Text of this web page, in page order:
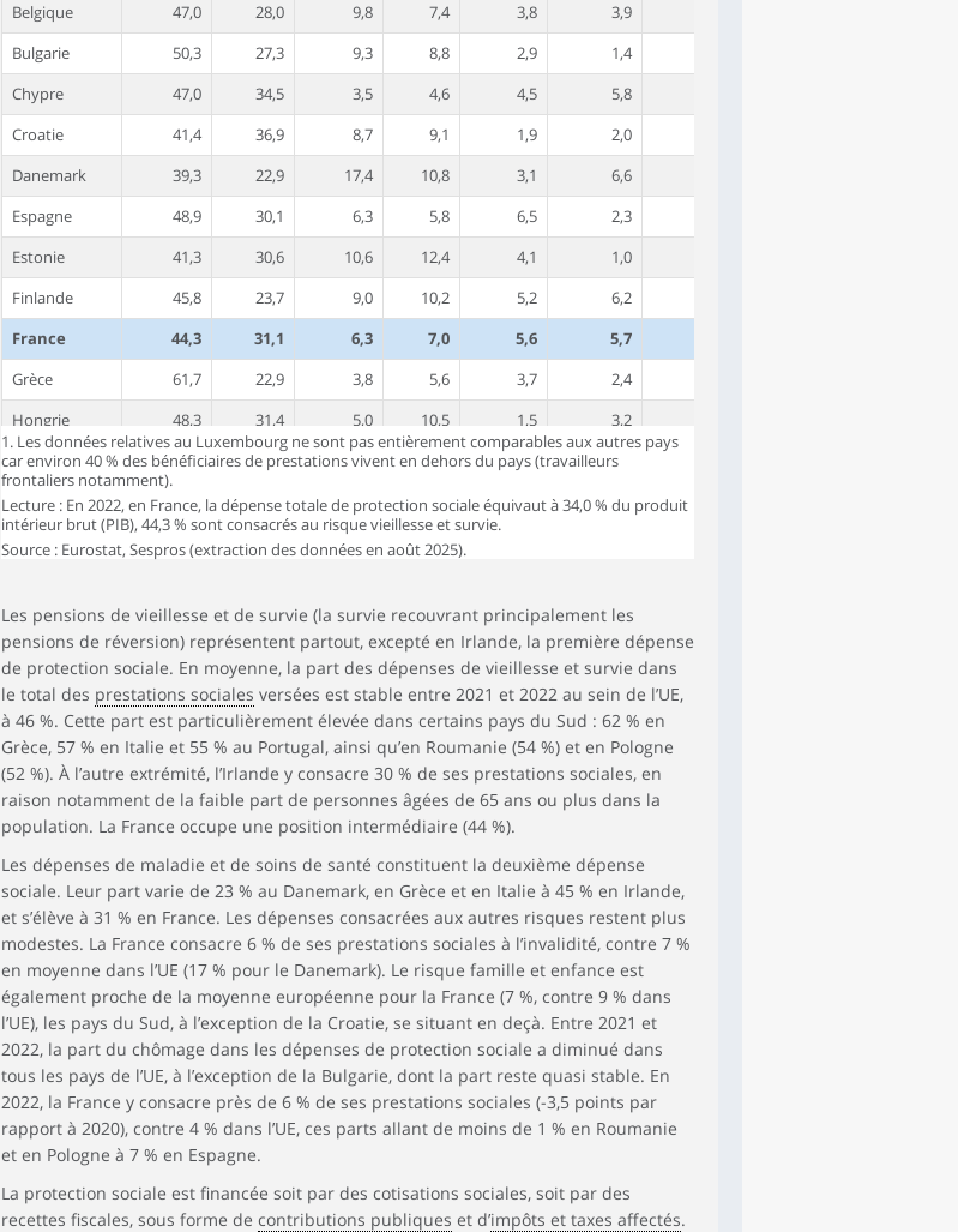
Belgique
47,0 28,0 9,8 7,4 3,8 3,9
Bulgarie
50,3 27,3 9,3 8,8 2,9 1,4
Chypre
47,0 34,5 3,5 4,6 4,5 5,8
Croatie
41,4 36,9 8,7 9,1 1,9 2,0
Danemark
39,3 22,9 17,4 10,8 3,1 6,6
Espagne
48,9 30,1 6,3 5,8 6,5 2,3
Estonie
41,3 30,6 10,6 12,4 4,1 1,0
Finlande
45,8 23,7 9,0 10,2 5,2 6,2
France
44,3 31,1 6,3 7,0 5,6 5,7
Grèce
61,7 22,9 3,8 5,6 3,7 2,4
Hongrie
48,3 31,4 5,0 10,5 1,5 3,2
Irlande
30,4 44,9 5,5 9,4 4,4 5,4
Italie
56,5 22,9 5,3 5,4 4,8 5,1
Lettonie
42,9 33,1 8,5 10,5
Luxembourg1 39,9 28,1 11,2 14,8 2,9 3,1
Malte
48,6 33,6 4,0 5,9 4,7 3,2
Pays-Bas
41,5 36,7 8,6 4,7 1,8 6,7
Pologne
51,6 25,7 4,7 15,6 0,9 1,6
Portugal
55,0 28,7 6,7 5,3 2,9 1,4
Roumanie
53,5 27,8 4,9 11,9
Slovaquie
45,2 31,6 7,5 10,8 3,7 1,4
Slovénie
44,5 37,0 5,3 7,5 2,6 3,2
Suède
46,1 28,6 9,3 10,2 2,6 3,2
Tchéquie
46,6 34,7 5,9 8,5 2,0 2,3
UE
46,2 30,2 7,0 8,6 4,1 3,9
1. Les données relatives au Luxembourg ne sont pas entièrement comparables aux autres pays
car environ 40 % des bénéficiaires de prestations vivent en dehors du pays (travailleurs
frontaliers notamment).
Lecture : En 2022, en France, la dépense totale de protection sociale équivaut à 34,0 % du produit
intérieur brut (PIB), 44,3 % sont consacrés au risque vieillesse et survie.
Source : Eurostat, Sespros (extraction des données en août 2025).
Les pensions de vieillesse et de survie (la survie recouvrant principalement les
pensions de réversion) représentent partout, excepté en Irlande, la première dépense
de protection sociale. En moyenne, la part des dépenses de vieillesse et survie dans
le total des prestations sociales versées est stable entre 2021 et 2022 au sein de l’UE,
à 46 %. Cette part est particulièrement élevée dans certains pays du Sud : 62 % en
Grèce, 57 % en Italie et 55 % au Portugal, ainsi qu’en Roumanie (54 %) et en Pologne
(52 %). À l’autre extrémité, l’Irlande y consacre 30 % de ses prestations sociales, en
raison notamment de la faible part de personnes âgées de 65 ans ou plus dans la
population. La France occupe une position intermédiaire (44 %).
Les dépenses de maladie et de soins de santé constituent la deuxième dépense
sociale. Leur part varie de 23 % au Danemark, en Grèce et en Italie à 45 % en Irlande,
et s’élève à 31 % en France. Les dépenses consacrées aux autres risques restent plus
modestes. La France consacre 6 % de ses prestations sociales à l’invalidité, contre 7 %
en moyenne dans l’UE (17 % pour le Danemark). Le risque famille et enfance est
également proche de la moyenne européenne pour la France (7 %, contre 9 % dans
l’UE), les pays du Sud, à l’exception de la Croatie, se situant en deçà. Entre 2021 et
2022, la part du chômage dans les dépenses de protection sociale a diminué dans
tous les pays de l’UE, à l’exception de la Bulgarie, dont la part reste quasi stable. En
2022, la France y consacre près de 6 % de ses prestations sociales (-3,5 points par
rapport à 2020), contre 4 % dans l’UE, ces parts allant de moins de 1 % en Roumanie
et en Pologne à 7 % en Espagne.
La protection sociale est financée soit par des cotisations sociales, soit par des
recettes fiscales, sous forme de contributions publiques et d’impôts et taxes affectés.